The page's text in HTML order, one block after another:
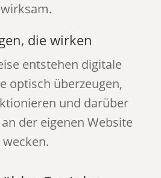
wirksam.
die wirken
entstehen digitale
optisch überzeugen,
und darüber
der eigenen Website
wecken.